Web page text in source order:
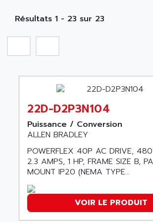
SIMATIC S5-135/155U
SINUMERIK 3
SIMATIC S5-90U/-95U/-100U
SIMATIC S5-95U
SIMATIC NET
SIMATIC S5-150U
SIMATIC S5-135
SIMATIC DP
SIMATIC S7
SIMATIC S7-400
A TECHNIQUES DAUTOMATISME
A.E.E
AAEON
AAN
AAVID
AB
AB OSAI
ABAC
ABB
ABB AS ROBOTIC
Résultats 1 - 23 sur 23
22D-D2P3N104
Puissance / Conversion
ALLEN BRADLEY
POWERFLEX 40P AC DRIVE,
2.3 AMPS, 1 HP, FRAME SIZE B,
MOUNT IP20 (NEMA TYPE...
VOIR LE PRODUIT